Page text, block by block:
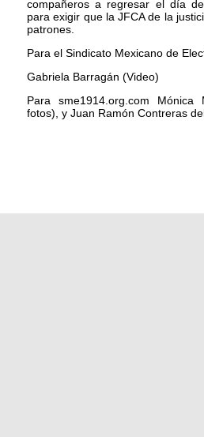
compañeros a regresar el día
para exigir que la JFCA de la
patrones.
Para el Sindicato Mexicano de
Gabriela Barragán (Video)
Para sme1914.org.com
fotos), y Juan Ramón Contreras